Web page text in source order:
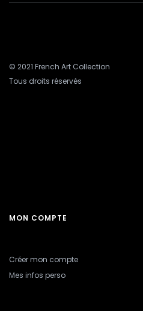
© 2021 French Art Collection
Tous droits réservés
MON COMPTE
Créer mon compte
Mes infos perso